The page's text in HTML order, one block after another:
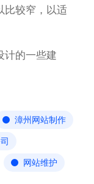
比较窄，以适
计的一些建
漳州网站制作
网站维护